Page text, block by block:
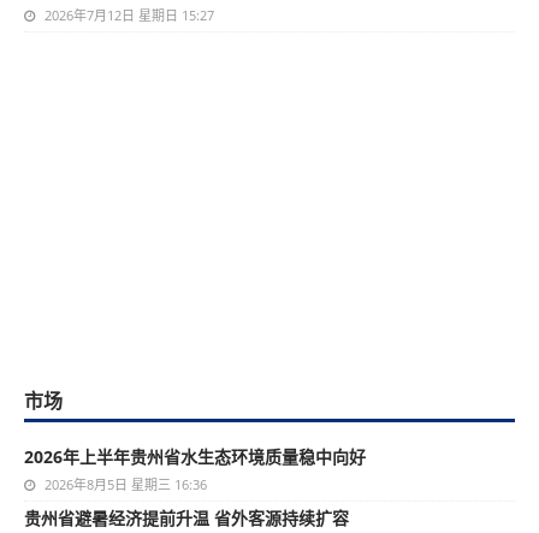
2026年7月12日 星期日 15:27
市场
2026年上半年贵州省水生态环境质量稳中向好
2026年8月5日 星期三 16:36
贵州省避暑经济提前升温 省外客源持续扩容